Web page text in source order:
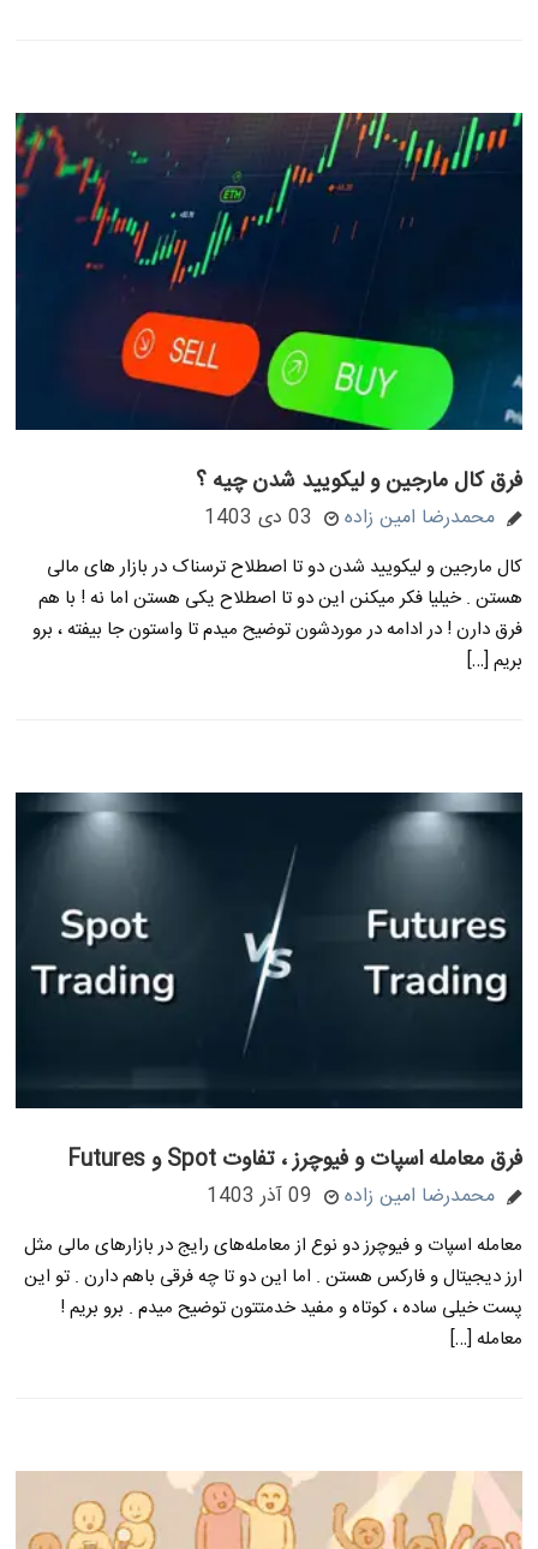
فرق کال مارجین و لیکویید شدن چیه ؟
محمدرضا امین زاده 03 دی 1403
کال مارجین و لیکویید شدن دو تا اصطلاح ترسناک در بازار های مالی
هستن . خیلیا فکر میکنن این دو تا اصطلاح یکی هستن اما نه ! با هم
فرق دارن ! در ادامه در موردشون توضیح میدم تا واستون جا بیفته ، برو
بریم […]
فرق معامله اسپات و فیوچرز ، تفاوت Spot و Futures
محمدرضا امین زاده 09 آذر 1403
معامله اسپات و فیوچرز دو نوع از معامله‌های رایج در بازارهای مالی مثل
ارز دیجیتال و فارکس هستن . اما این دو تا چه فرقی باهم دارن . تو این
پست خیلی ساده ، کوتاه و مفید خدمتتون توضیح میدم . برو بریم !
معامله […]